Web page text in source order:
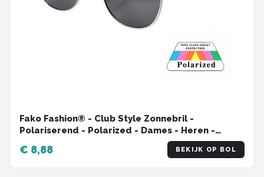
Fako Fashion® - Club Style Zonnebril -
Polariserend - Polarized - Dames - Heren -
€ 8,88 BEKIJK OP BOL